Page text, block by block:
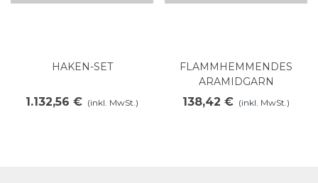
HAKEN-SET
1.132,56 € (inkl. MwSt.)
FLAMMHEMMENDES
ARAMIDGARN
138,42 € (inkl. MwSt.)